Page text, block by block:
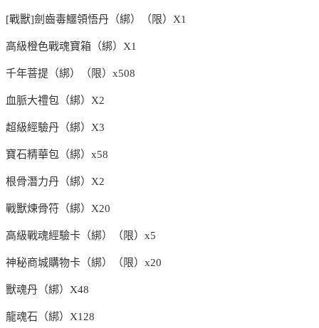
[戰獸]劍齒毒鱷領悟丹（綁）（限）X1
高級橙色戰魂寶箱（綁）X1
千年菩提（綁）（限）x508
血脈大禮包（綁）X2
超級經驗丹（綁）X3
寶石精華包（綁）x58
根骨潛力丹（綁）X2
戰獸煉骨符（綁）X20
高級戰魂經驗卡（綁）（限）x5
神秘商城購物卡（綁）（限）x20
獸魂丹（綁）X48
龍魂石（綁）X128